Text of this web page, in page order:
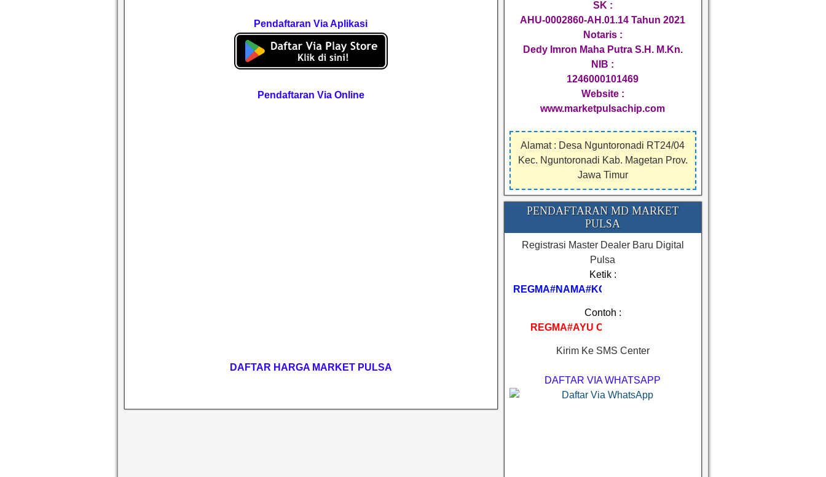
Pendaftaran Via Aplikasi
Pendaftaran Via Online
DAFTAR HARGA MARKET PULSA
SK :
AHU-0002860-AH.01.14 Tahun 2021
Notaris :
Dedy Imron Maha Putra S.H. M.Kn.
NIB :
1246000101469
Website :
www.marketpulsachip.com
Alamat : Desa Nguntoronadi RT24/04
Kec. Nguntoronadi Kab. Magetan Prov.
Jawa Timur
PENDAFTARAN MD MARKET
PULSA
Registrasi Master Dealer Baru Digital
Pulsa
Ketik :
REGMA#NAMA#KOTA
Contoh :
REGMA#AYU CELL#BIMA
Kirim Ke SMS Center
DAFTAR VIA WHATSAPP